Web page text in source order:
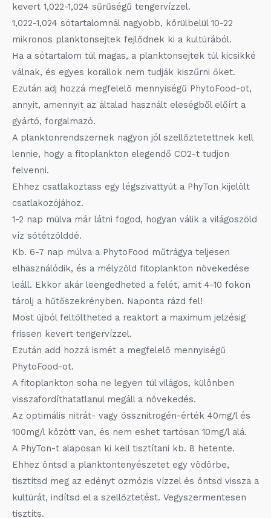
kevert 1,022-1,024 sűrűségű tengervízzel.
1,022-1,024 sótartalomnál nagyobb, körülbelül 10-22
mikronos planktonsejtek fejlődnek ki a kultúrából.
Ha a sótartalom túl magas, a planktonsejtek túl kicsikké
válnak, és egyes korallok nem tudják kiszűrni őket.
Ezután adj hozzá megfelelő mennyiségű PhytoFood-ot,
annyit, amennyit az általad használt eleségből előírt a
gyártó, forgalmazó.
A planktonrendszernek nagyon jól szellőztetettnek kell
lennie, hogy a fitoplankton elegendő CO2-t tudjon
felvenni.
Ehhez csatlakoztass egy légszivattyút a PhyTon kijelölt
csatlakozójához.
1-2 nap múlva már látni fogod, hogyan válik a világoszöld
víz sötétzölddé.
Kb. 6-7 nap múlva a PhytoFood műtrágya teljesen
elhasználódik, és a mélyzöld fitoplankton növekedése
leáll. Ekkor akár leengedheted a felét, amit 4-10 fokon
tárolj a hűtőszekrényben. Naponta rázd fel!
Most újból feltöltheted a reaktort a maximum jelzésig
frissen kevert tengervízzel.
Ezután add hozzá ismét a megfelelő mennyiségű
PhytoFood-ot.
A fitoplankton soha ne legyen túl világos, különben
visszafordíthatatlanul megáll a növekedés.
Az optimális nitrát- vagy össznitrogén-érték 40mg/l és
100mg/l között van, és nem eshet tartósan 10mg/l alá.
A PhyTon-t alaposan ki kell tisztítani kb. 8 hetente.
Ehhez öntsd a planktontenyészetet egy vödörbe,
tisztítsd meg az edényt ozmózis vízzel és öntsd vissza a
kultúrát, indítsd el a szellőztetést. Vegyszermentesen
tisztíts.